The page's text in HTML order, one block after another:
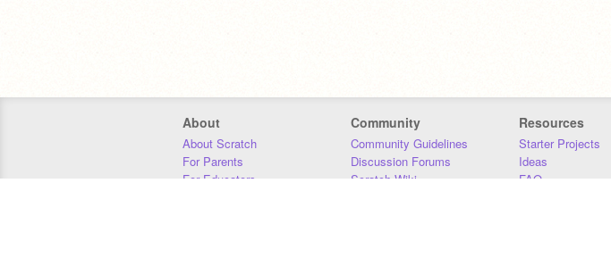
About
About Scratch
For Parents
For Educators
Community
Community Guidelines
Discussion Forums
Scratch Wiki
Resources
Starter Projects
Ideas
FAQ